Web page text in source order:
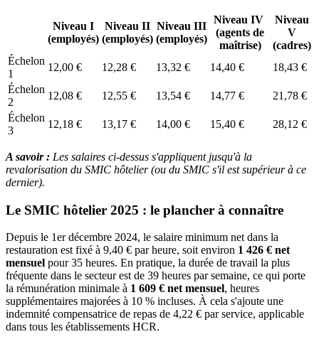
Niveau I
(employés)
Niveau II
(employés)
Niveau III
(employés)
Niveau IV
(agents de
maîtrise)
Niveau
V
(cadres)
Échelon
1
12,00 € 12,28 € 13,32 € 14,40 €
18,43 €
Échelon
2
12,08 € 12,55 € 13,54 € 14,77 €
21,78 €
Échelon
3
12,18 € 13,17 € 14,00 € 15,40 € 28,12 €
A savoir : Les salaires ci-dessus s'appliquent jusqu'à la
revalorisation du SMIC hôtelier (ou du SMIC s'il est supérieur à ce
dernier).
Le SMIC hôtelier 2025 : le plancher à connaître
Depuis le 1er décembre 2024, le salaire minimum net dans la
restauration est fixé à 9,40 € par heure, soit environ 1 426 € net
mensuel pour 35 heures. En pratique, la durée de travail la plus
fréquente dans le secteur est de 39 heures par semaine, ce qui porte
la rémunération minimale à 1 609 € net mensuel, heures
supplémentaires majorées à 10 % incluses. À cela s'ajoute une
indemnité compensatrice de repas de 4,22 € par service, applicable
dans tous les établissements HCR.